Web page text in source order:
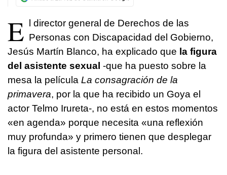
E
l director general de Derechos de las
Personas con Discapacidad del Gobierno,
Jesús Martín Blanco, ha explicado que la figura
del asistente sexual -que ha puesto sobre la
mesa la película La consagración de la
primavera, por la que ha recibido un Goya el
actor Telmo Irureta-, no está en estos momentos
«en agenda» porque necesita «una reflexión
muy profunda» y primero tienen que desplegar
la figura del asistente personal.